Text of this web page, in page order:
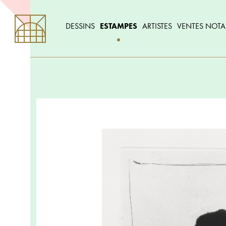
DESSINS ESTAMPES ARTISTES VENTES